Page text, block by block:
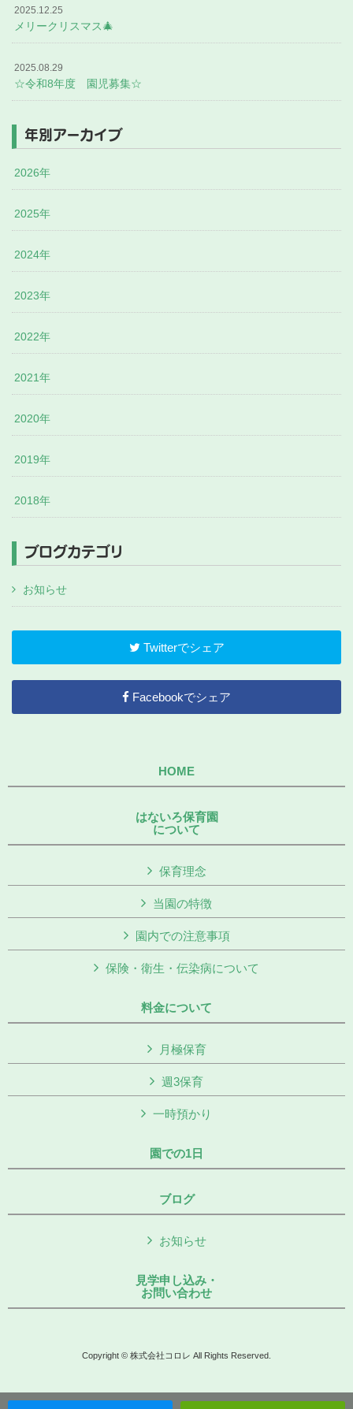
2025.12.25
メリークリスマス🎄
2025.08.29
☆令和8年度 園児募集☆
年別アーカイブ
2026年
2025年
2024年
2023年
2022年
2021年
2020年
2019年
2018年
ブログカテゴリ
お知らせ
Twitterでシェア
Facebookでシェア
HOME
はないろ保育園
について
保育理念
当園の特徴
園内での注意事項
保険・衛生・伝染病について
料金について
月極保育
週3保育
一時預かり
園での1日
ブログ
お知らせ
見学申し込み・
お問い合わせ
Copyright © 株式会社コロレ All Rights Reserved.